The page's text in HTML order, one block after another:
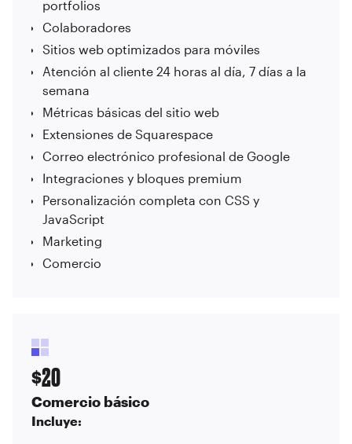
portfolios
Colaboradores
Sitios web optimizados para móviles
Atención al cliente 24 horas al día, 7 días a la
semana
Métricas básicas del sitio web
Extensiones de Squarespace
Correo electrónico profesional de Google
Integraciones y bloques premium
Personalización completa con CSS y
JavaScript
Marketing
Comercio
$20
Comercio básico
Incluye: